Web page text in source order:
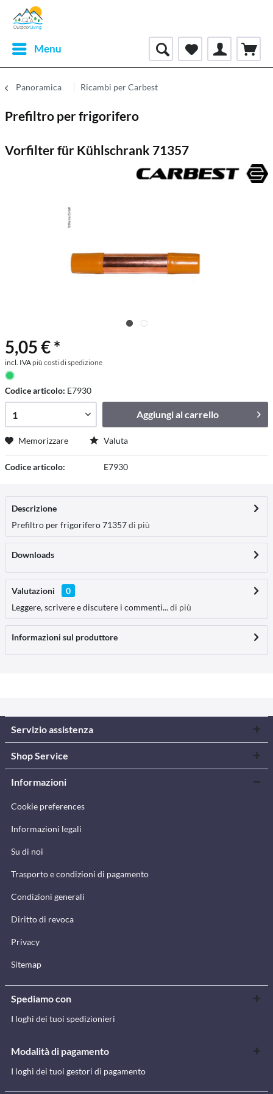
Menu
Panoramica Ricambi per Carbest
Prefiltro per frigorifero
Vorfilter für Kühlschrank 71357
5,05 € *
incl. IVA più costi di spedizione
Codice articolo: E7930
Aggiungi alcarrello
Memorizzare Valuta
Codice articolo: E7930
Descrizione
Prefiltro per frigorifero 71357di più
Downloads
Valutazioni
0
Leggere, scrivere e discutere i commenti...di più
Informazioni sul produttore
Servizio assistenza
Shop Service
Informazioni
Cookie preferences
Informazioni legali
Su di noi
Trasporto e condizioni di pagamento
Condizioni generali
Diritto di revoca
Privacy
Sitemap
Spediamo con
I loghi dei tuoi spedizionieri
Modalità di pagamento
I loghi dei tuoi gestori di pagamento